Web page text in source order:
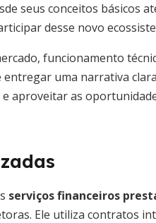
seus conceitos básicos
desse novo
funcionamento
uma narrativa
e aproveitar as
serviços financeiros
Ele utiliza contratos